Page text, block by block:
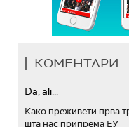
КОМЕНТАРИ
Da, ali...
Како преживети прва
шта нас припрема ЕУ